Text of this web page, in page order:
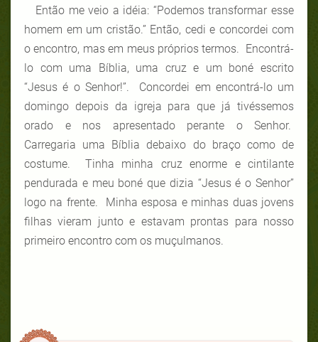
Então me veio a idéia: “Podemos transformar esse
homem em um cristão.” Então, cedi e concordei com
o encontro, mas em meus próprios termos. Encontrá-
lo com uma Bíblia, uma cruz e um boné escrito
“Jesus é o Senhor!”. Concordei em encontrá-lo um
domingo depois da igreja para que já tivéssemos
orado e nos apresentado perante o Senhor.
Carregaria uma Bíblia debaixo do braço como de
costume. Tinha minha cruz enorme e cintilante
pendurada e meu boné que dizia “Jesus é o Senhor”
logo na frente. Minha esposa e minhas duas jovens
filhas vieram junto e estavam prontas para nosso
primeiro encontro com os muçulmanos.